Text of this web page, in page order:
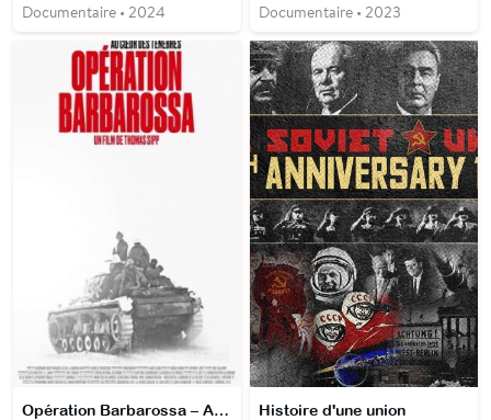
Documentaire • 2024 Documentaire • 2023
Opération Barbarossa – Au cœur des ténèbres Histoire d'une union